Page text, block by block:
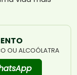
OU ALCOÓLATRA